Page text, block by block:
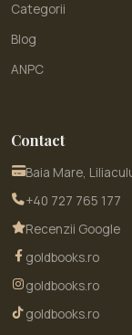
Categorii
Blog
ANPC
Contact
Baia Mare,
+40 727 765 177
Recenzii Google
goldbooks.ro
goldbooks.ro
goldbooks.ro